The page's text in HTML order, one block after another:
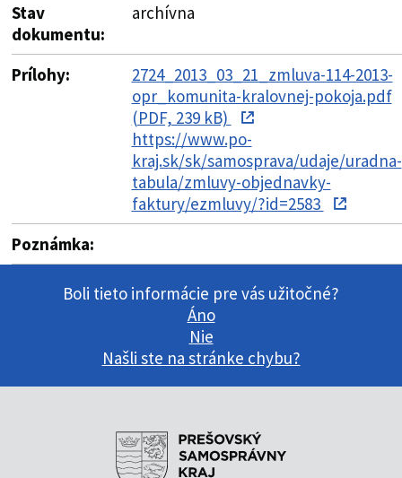
Stav
dokumentu:
archívna
Prílohy:
2724_2013_03_21_zmluva-114-2013-
opr_komunita-kralovnej-pokoja.pdf
(PDF, 239 kB)
https://www.po-
kraj.sk/sk/samosprava/udaje/uradna-
tabula/zmluvy-objednavky-
faktury/ezmluvy/?id=2583
Poznámka:
Boli tieto informácie pre vás užitočné?
Áno
Nie
Našli ste na stránke chybu?